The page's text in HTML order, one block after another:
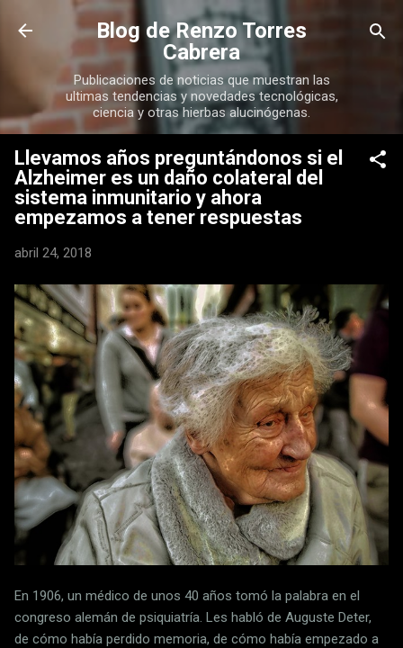
Ir al contenido principal
Blog de Renzo Torres
Cabrera
Publicaciones de noticias que muestran las
ultimas tendencias y novedades tecnológicas,
ciencia y otras hierbas alucinógenas.
Llevamos años preguntándonos si el
Alzheimer es un daño colateral del
sistema inmunitario y ahora
empezamos a tener respuestas
abril 24, 2018
En 1906, un médico de unos 40 años tomó la palabra en el
congreso alemán de psiquiatría. Les habló de Auguste Deter,
de cómo había perdido memoria, de cómo había empezado a